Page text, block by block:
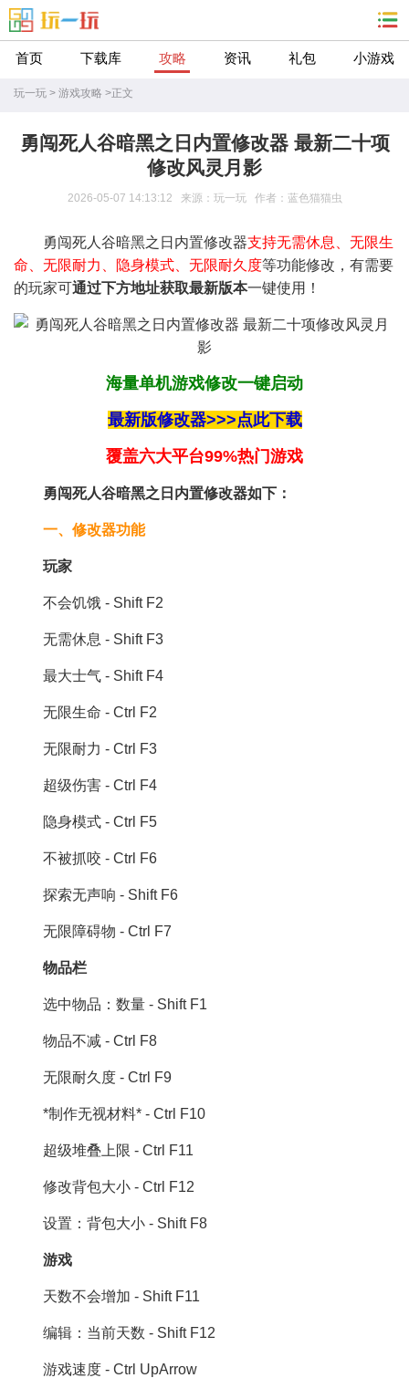
首页 下载库 攻略 资讯 礼包 小游戏
玩一玩 > 游戏攻略 >正文
勇闯死人谷暗黑之日内置修改器 最新二十项
修改风灵月影
2026-05-07 14:13:12 来源：玩一玩 作者：蓝色猫猫虫
勇闯死人谷暗黑之日内置修改器支持无需休息、无限生
命、无限耐力、隐身模式、无限耐久度等功能修改，有需要
的玩家可通过下方地址获取最新版本一键使用！
海量单机游戏修改一键启动
最新版修改器>>>点此下载
覆盖​​​​​​​六大平台99%热门游戏
勇闯死人谷暗黑之日内置修改器如下：
一、修改器功能
玩家
不会饥饿 - Shift F2
无需休息 - Shift F3
最大士气 - Shift F4
无限生命 - Ctrl F2
无限耐力 - Ctrl F3
超级伤害 - Ctrl F4
隐身模式 - Ctrl F5
不被抓咬 - Ctrl F6
探索无声响 - Shift F6
无限障碍物 - Ctrl F7
物品栏
选中物品：数量 - Shift F1
物品不减 - Ctrl F8
无限耐久度 - Ctrl F9
*制作无视材料* - Ctrl F10
超级堆叠上限 - Ctrl F11
修改背包大小 - Ctrl F12
设置：背包大小 - Shift F8
游戏
天数不会增加 - Shift F11
编辑：当前天数 - Shift F12
游戏速度 - Ctrl UpArrow